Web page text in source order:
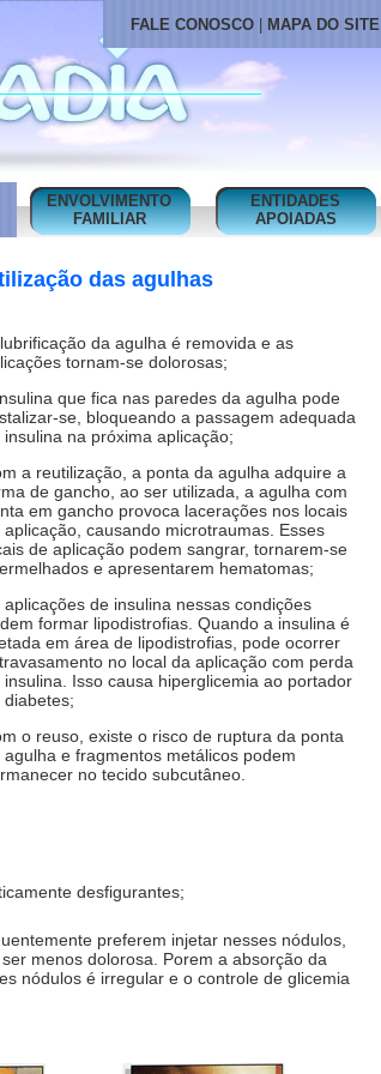
FALE CONOSCO MAPA DO SITE
ENVOLVIMENTO
FAMILIAR
ENTIDADES
APOIADAS
das agulhas
da agulha é removida e as
tornam-se dolorosas;
que fica nas paredes da agulha pode
se, bloqueando a passagem adequada
insulina na próxima aplicação;
a reutilização, a ponta da agulha adquire a
de gancho, ao ser utilizada, a agulha com
em gancho provoca lacerações nos locais
aplicação, causando microtraumas. Esses
de aplicação podem sangrar, tornarem-se
e apresentarem hematomas;
aplicações de insulina nessas condições
formar lipodistrofias. Quando a insulina é
em área de lipodistrofias, pode ocorrer
no local da aplicação com perda
insulina. Isso causa hiperglicemia ao portador
diabetes;
o reuso, existe o risco de ruptura da ponta
agulha e fragmentos metálicos podem
no tecido subcutâneo.
desfigurantes;
preferem injetar nesses nódulos,
menos dolorosa. Porem a absorção da
nódulos é irregular e o controle de glicemia